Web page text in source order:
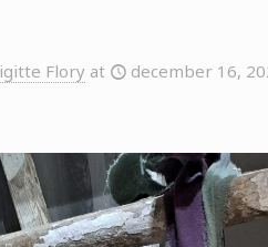
Flory at december 16,